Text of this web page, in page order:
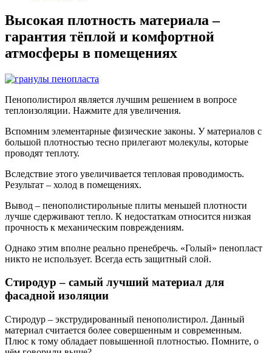
Высокая плотность материала –
гарантия тёплой и комфортной
атмосферы в помещениях
Пенополистирол является лучшим решением в вопросе
теплоизоляции. Нажмите для увеличения.
Вспомним элементарные физические законы. У материалов с
большой плотностью тесно прилегают молекулы, которые
проводят теплоту.
Вследствие этого увеличивается тепловая проводимость.
Результат – холод в помещениях.
Вывод – пенополистирольные плиты меньшей плотности
лучше сдерживают тепло. К недостаткам относится низкая
прочность к механическим повреждениям.
Однако этим вполне реально пренебречь. «Голый» пенопласт
никто не использует. Всегда есть защитный слой.
Стиродур – самый лучший материал для
фасадной изоляции
Стиродур – экструдированный пенополистирол. Данный
материал считается более совершенным и современным.
Плюс к тому обладает повышенной плотностью. Помните, о